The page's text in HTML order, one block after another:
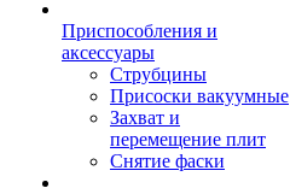
Приспособления и
аксессуары
Струбцины
Присоски вакуумные
Захват и
перемещение плит
Снятие фаски